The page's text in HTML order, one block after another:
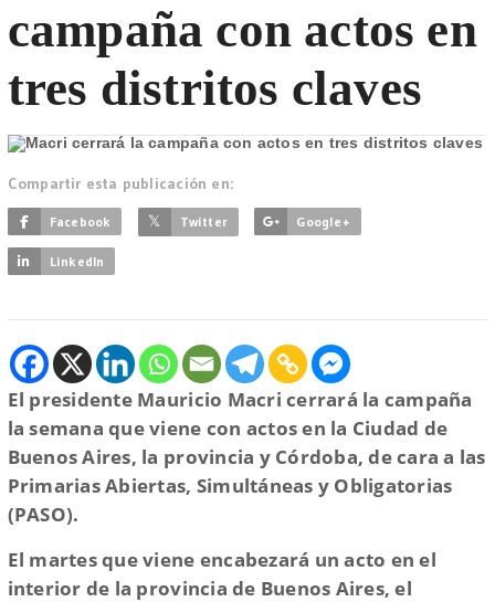
campaña con actos en
tres distritos claves
Compartir esta publicación en:
Facebook Twitter Google+
LinkedIn
El presidente Mauricio Macri cerrará la campaña
la semana que viene con actos en la Ciudad de
Buenos Aires, la provincia y Córdoba, de cara a las
Primarias Abiertas, Simultáneas y Obligatorias
(PASO).
El martes que viene encabezará un acto en el
interior de la provincia de Buenos Aires, el